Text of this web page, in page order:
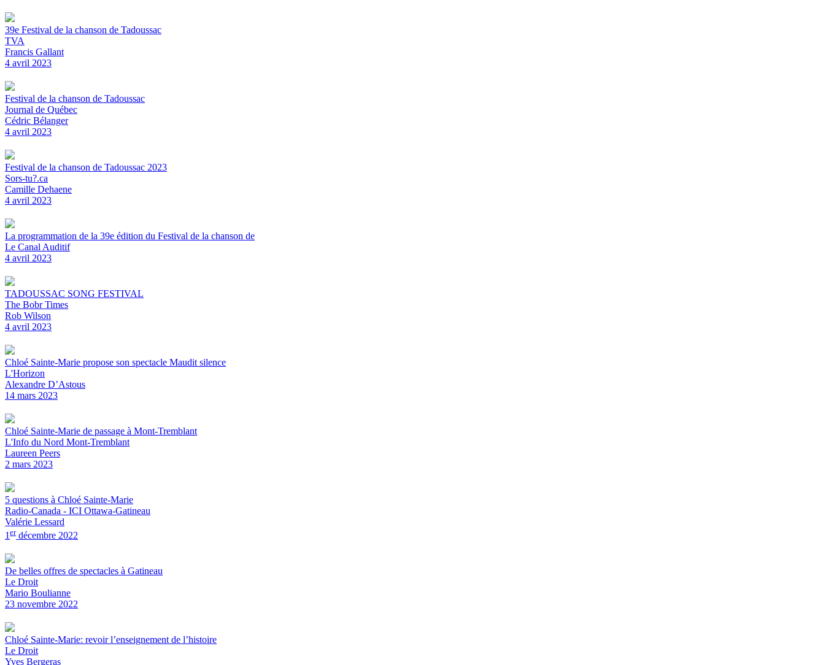
39e Festival de la chanson de Tadoussac
TVA
Francis Gallant
4 avril 2023
Festival de la chanson de Tadoussac
Journal de Québec
Cédric Bélanger
4 avril 2023
Festival de la chanson de Tadoussac 2023
Sors-tu?.ca
Camille Dehaene
4 avril 2023
La programmation de la 39e édition du Festival de la chanson de
Le Canal Auditif
4 avril 2023
TADOUSSAC SONG FESTIVAL
The Bobr Times
Rob Wilson
4 avril 2023
Chloé Sainte-Marie propose son spectacle Maudit silence
L'Horizon
Alexandre D’Astous
14 mars 2023
Chloé Sainte-Marie de passage à Mont-Tremblant
L'Info du Nord Mont-Tremblant
Laureen Peers
2 mars 2023
5 questions à Chloé Sainte-Marie
Radio-Canada - ICI Ottawa-Gatineau
Valérie Lessard
1 erdécembre 2022
De belles offres de spectacles à Gatineau
Le Droit
Mario Boulianne
23 novembre 2022
Chloé Sainte-Marie: revoir l’enseignement de l’histoire
Le Droit
Yves Bergeras